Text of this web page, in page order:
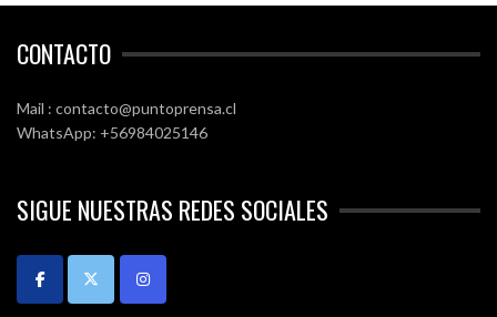
CONTACTO
Mail : contacto@puntoprensa.cl
WhatsApp: +56984025146
SIGUE NUESTRAS REDES SOCIALES